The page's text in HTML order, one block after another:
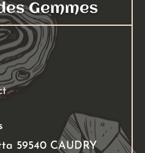
Gemmes
59540 CAUDRY